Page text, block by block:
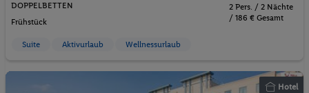
DOPPELBETTEN
Frühstück
2 Pers. / 2 Nächte
/ 186 € Gesamt
Suite Aktivurlaub Wellnessurlaub
Hotel